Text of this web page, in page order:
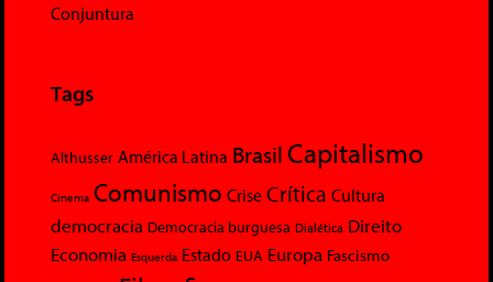
Conjuntura
Tags
Althusser América Latina Brasil Capitalismo
Cinema Comunismo Crise Crítica Cultura
democracia Democracia burguesa Dialética Direito
Economia Esquerda Estado EUA Europa Fascismo